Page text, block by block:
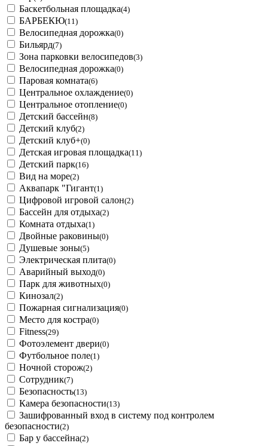
Баскетбольная площадка(4)
БАРБЕКЮ(11)
Велосипедная дорожка(0)
Бильярд(7)
Зона парковки велосипедов(3)
Велосипедная дорожка(0)
Паровая комната(6)
Центральное охлаждение(0)
Центральное отопление(0)
Детский бассейн(8)
Детский клуб(2)
Детский клуб+(0)
Детская игровая площадка(11)
Детский парк(16)
Вид на море(2)
Аквапарк "Гигант(1)
Цифровой игровой салон(2)
Бассейн для отдыха(2)
Комната отдыха(1)
Двойные раковины(0)
Душевые зоны(5)
Электрическая плита(0)
Аварийный выход(0)
Парк для животных(0)
Кинозал(2)
Пожарная сигнализация(0)
Место для костра(0)
Fitness(29)
Фотоэлемент двери(0)
Футбольное поле(1)
Ночной сторож(2)
Сотрудник(7)
Безопасность(13)
Камера безопасности(13)
Зашифрованный вход в систему под контролем
безопасности(2)
Бар у бассейна(2)